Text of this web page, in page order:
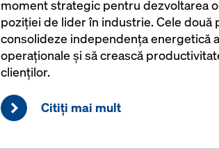
moment strategic pentru dezvoltarea
poziției de lider în industrie. Cele
consolideze independența energetică
operaționale și să crească
clienților.
Citiţi mai mult